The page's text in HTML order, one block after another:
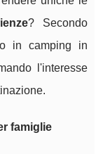
? Secondo
in camping in
l'interesse
famiglie